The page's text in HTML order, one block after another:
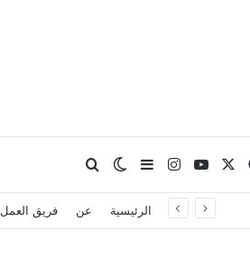
فيسبوك يوتيوبانستقرامإضافة عمود جانبي
الوضع المظلم
بحث عن
الرئيسية عن فريق العمل